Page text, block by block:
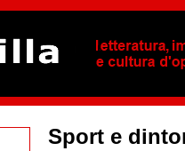
Sport e